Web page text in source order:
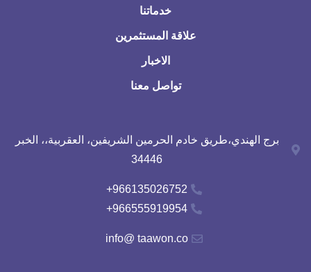
خدماتنا
علاقة المستثمرين
الاخبار
تواصل معنا
برج الهندي،طريق خادم الحرمين الشريفين، العقربية،، الخبر
34446
966135026752+
966555919954+
info@ taawon.co